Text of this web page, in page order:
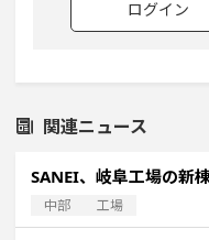
ログイン
関連ニュース
SANEI、岐阜工場の新
中部 工場